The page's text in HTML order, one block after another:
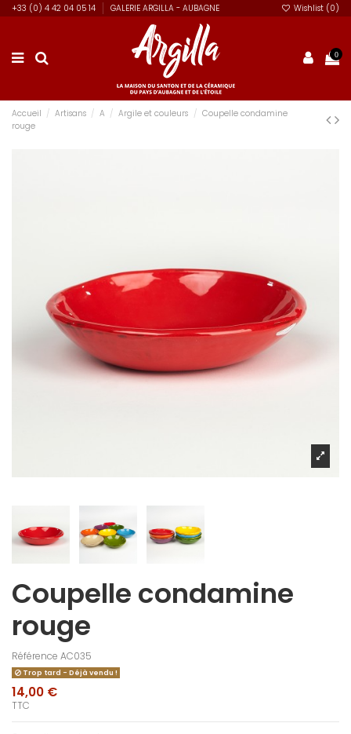
+33 (0) 4 42 04 05 14 GALERIE ARGILLA - AUBAGNE Wishlist (0)
0
Accueil Artisans A Argile et couleurs
Coupelle condamine
rouge
Coupelle condamine
rouge
Référence AC035
Trop tard - Déjà vendu !
14,00 €
TTC